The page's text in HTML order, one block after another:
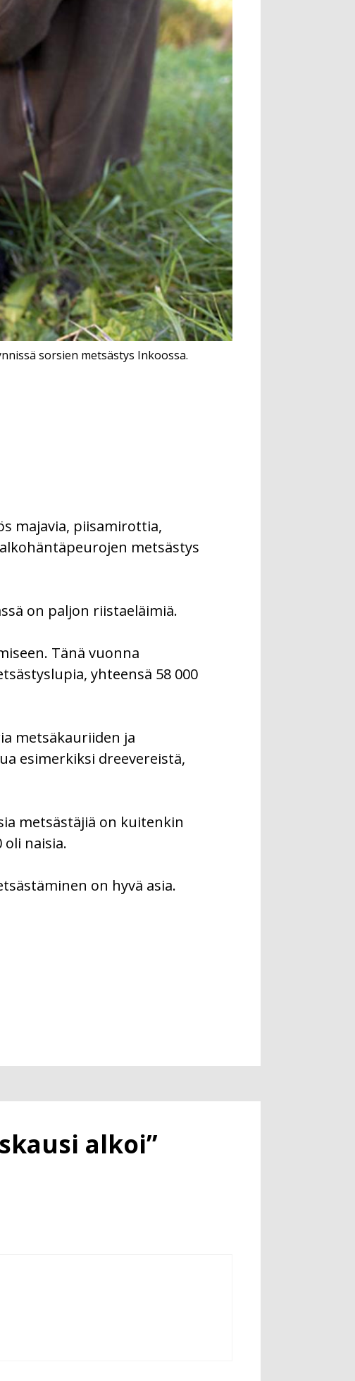
sorsien metsästys Inkoossa.
majavia, piisamirottia,
metsästys
on paljon riistaeläimiä.
Tänä vuonna
yhteensä 58 000
metsäkauriiden ja
esimerkiksi dreevereistä,
metsästäjiä on kuitenkin
oli naisia.
on hyvä asia.
alkoi”